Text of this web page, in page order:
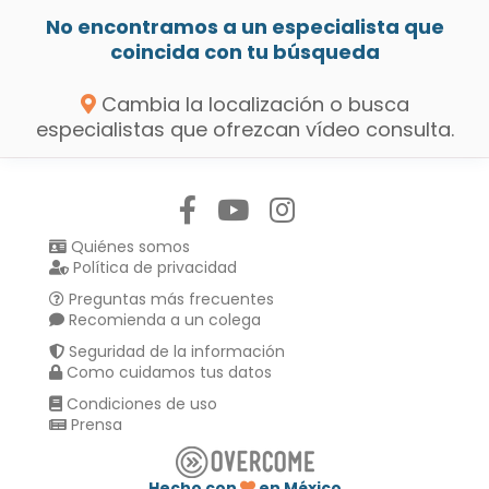
No encontramos a un especialista que
coincida con tu búsqueda
Cambia la localización o busca
especialistas que ofrezcan vídeo consulta.
Quiénes somos
Política de privacidad
Preguntas más frecuentes
Recomienda a un colega
Seguridad de la información
Como cuidamos tus datos
Condiciones de uso
Prensa